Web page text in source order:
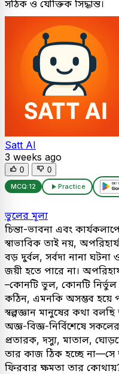
সঠিক ও যৌক্তিক সিদ্ধান্ত।
Satt AI
3 weeks ago
0 0
MCQ:12 Practice
ভুলের মূল্য
চিন্তা-ভাবনা এবং
স্বাভাবিক তাই নয়,
বড় দুর্বল, সর্বদা নানা ঘটনা
জয়ী হতে পারে না।
–কোনটি ভুল, কোনটি নির্ভুল
কঠিন, এমনকি অসম্ভব হয়ে
স্বল্পজ্ঞান মানুষের কথা
অজ্ঞ-বিজ্ঞ-নির্বিশেষে
প্রতারক, দস্যু, মাতাল,
তার কাজ ঠিক হচ্ছে না—সে
ফিরবার ক্ষমতা তার